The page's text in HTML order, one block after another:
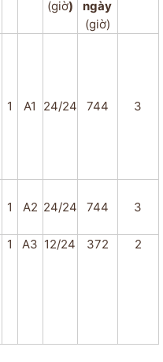
(giờ)
ngày
(giờ)
1 A1 24/24 744 3
1 A2 24/24 744 3
1 A3 12/24 372 2